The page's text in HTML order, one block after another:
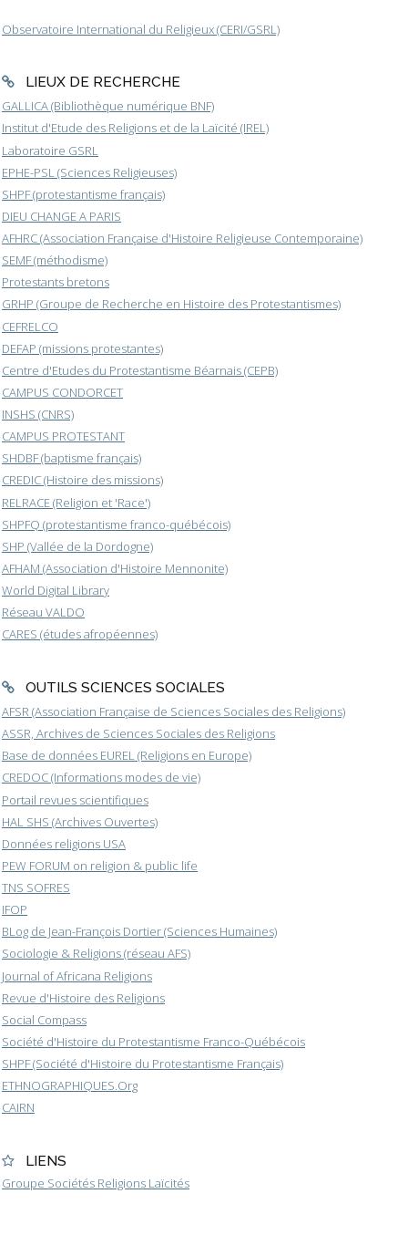
Observatoire International du Religieux (CERI/GSRL)
LIEUX DE RECHERCHE
GALLICA (Bibliothèque numérique BNF)
Institut d'Etude des Religions et de la Laïcité (IREL)
Laboratoire GSRL
EPHE-PSL (Sciences Religieuses)
SHPF (protestantisme français)
DIEU CHANGE A PARIS
AFHRC (Association Française d'Histoire Religieuse Contemporaine)
SEMF (méthodisme)
Protestants bretons
GRHP (Groupe de Recherche en Histoire des Protestantismes)
CEFRELCO
DEFAP (missions protestantes)
Centre d'Etudes du Protestantisme Béarnais (CEPB)
CAMPUS CONDORCET
INSHS (CNRS)
CAMPUS PROTESTANT
SHDBF (baptisme français)
CREDIC (Histoire des missions)
RELRACE (Religion et 'Race')
SHPFQ (protestantisme franco-québécois)
SHP (Vallée de la Dordogne)
AFHAM (Association d'Histoire Mennonite)
World Digital Library
Réseau VALDO
CARES (études afropéennes)
OUTILS SCIENCES SOCIALES
AFSR (Association Française de Sciences Sociales des Religions)
ASSR, Archives de Sciences Sociales des Religions
Base de données EUREL (Religions en Europe)
CREDOC (Informations modes de vie)
Portail revues scientifiques
HAL SHS (Archives Ouvertes)
Données religions USA
PEW FORUM on religion & public life
TNS SOFRES
IFOP
BLog de Jean-François Dortier (Sciences Humaines)
Sociologie & Religions (réseau AFS)
Journal of Africana Religions
Revue d'Histoire des Religions
Social Compass
Société d'Histoire du Protestantisme Franco-Québécois
SHPF (Société d'Histoire du Protestantisme Français)
ETHNOGRAPHIQUES.Org
CAIRN
LIENS
Groupe Sociétés Religions Laïcités